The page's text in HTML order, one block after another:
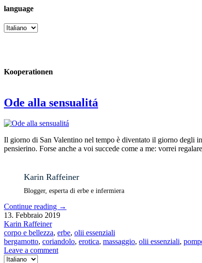
language
language
Kooperationen
Ode alla sensualitá
Il giorno di San Valentino nel tempo è diventato il giorno degli
pensierino. Forse anche a voi succede come a me: vorrei
Karin Raffeiner
Blogger, esperta di erbe e infermiera
Continue reading →
13. Febbraio 2019
Karin Raffeiner
corpo e bellezza, erbe, olii essenziali
bergamotto, coriandolo, erotica, massaggio, olii essenziali,
Leave a comment
Scegli